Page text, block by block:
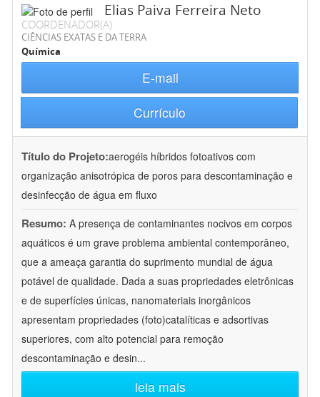
Elias Paiva Ferreira Neto
COORDENADOR(A)
CIÊNCIAS EXATAS E DA TERRA
Química
E-mail
Currículo
Título do Projeto:aerogéis híbridos fotoativos com
organização anisotrópica de poros para descontaminação e
desinfecção de água em fluxo
Resumo: A presença de contaminantes nocivos em corpos
aquáticos é um grave problema ambiental contemporâneo,
que a ameaça garantia do suprimento mundial de água
potável de qualidade. Dada a suas propriedades eletrônicas
e de superfícies únicas, nanomateriais inorgânicos
apresentam propriedades (foto)catalíticas e adsortivas
superiores, com alto potencial para remoção
descontaminação e desin...
leia mais